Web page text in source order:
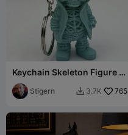
Keychain Skeleton Figure in
Hoodie
Stigern  3.7K 765